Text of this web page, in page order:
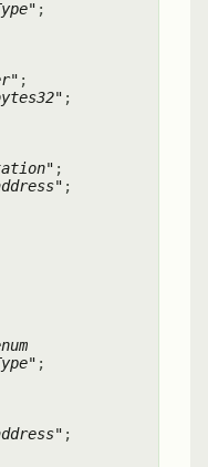
;
;
;
;
;
;
;